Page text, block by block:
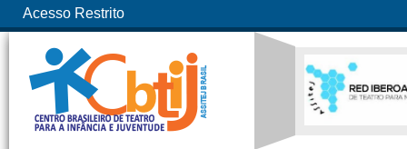
Acesso Restrito